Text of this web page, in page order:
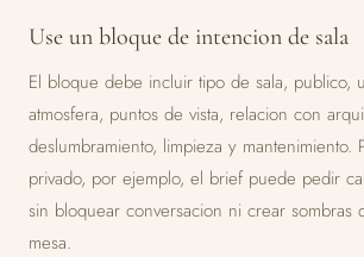
Use un bloque de intencion de sala
El bloque debe incluir tipo de sala, publico,
atmosfera, puntos de vista, relacion con
deslumbramiento, limpieza y mantenimiento.
privado, por ejemplo, el brief puede pedir
sin bloquear conversacion ni crear sombras
mesa.